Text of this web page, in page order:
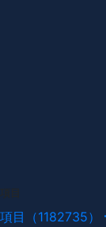
項目（1182735）